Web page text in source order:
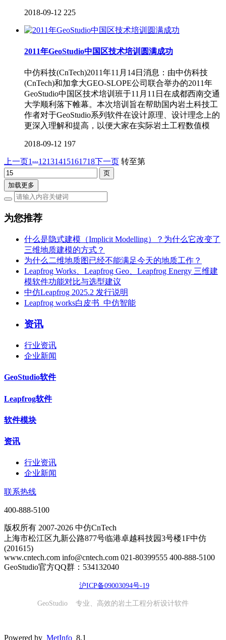
2018-09-12 225
2011年GeoStudio中国区技术培训圆满成功
中仿科技(CnTech)2011年11月14日消息：由中仿科技
(CnTech)和加拿大GEO-SLOPE公司联合举办的2011年
GeoStudio中国区技术培训班于11月11日在成都西南交通
大学顺利落下帷幕。本次培训旨在帮助国内岩土科技工
作者对于GeoStudio系列软件在设计原理、设计理念上的
更深入理解和提高，以便大家在实际岩土工程数值模
2018-09-12 197
上一页1...12131415161718下一页 转至第
加载更多
为您推荐
什么是隐式建模（Implicit Modelling）？为什么它改变了
三维地质建模的方式？
为什么二维地质图已经不能满足今天的地质工作？
Leapfrog Works、Leapfrog Geo、Leapfrog Energy 三维建
模软件功能对比与选型建议
中仿Leapfrog 2025.2 发行说明
Leapfrog works白皮书_中仿智能
资讯
行业资讯
企业新闻
GeoStudio软件
Leapfrog软件
软件模块
资讯
行业资讯
企业新闻
联系热线
400-888-5100
版权所有 2007-2026 中仿CnTech
上海市松江区九新公路877号临港卓越科技园3号楼1F中仿
(201615)
www.cntech.com info@cntech.com 021-80399555 400-888-5100
GeoStudio官方QQ群：534132040
沪ICP备09003094号-19
GeoStudio 专业、高效的岩土工程分析设计软件
Powered by MetInfo 8.1